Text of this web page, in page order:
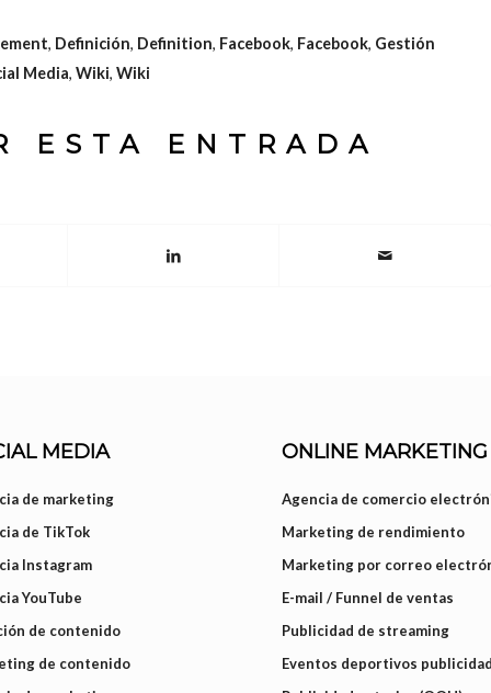
, Definición, Definition, Facebook, Facebook, Gestión
Media, Wiki, Wiki
ESTA ENTRADA
MEDIA
de marketing
de TikTok
Instagram
YouTube
de contenido
de contenido
ONLINE MARKETING
Agencia de comercio
Marketing de rendimiento
Marketing por correo
E-mail / Funnel de ventas
Publicidad de streaming
Eventos deportivos